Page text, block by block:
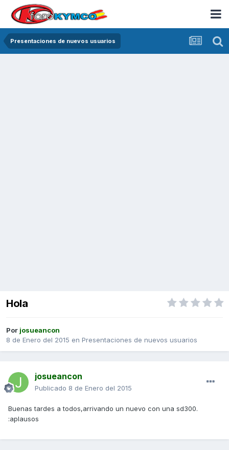
Presentaciones de nuevos usuarios
Hola
Por josueancon
8 de Enero del 2015 en Presentaciones de nuevos usuarios
josueancon
Publicado 8 de Enero del 2015
Buenas tardes a todos,arrivando un nuevo con una sd300.
:aplausos